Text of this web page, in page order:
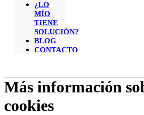
¿LO
MÍO
TIENE
SOLUCIÓN?
BLOG
CONTACTO
Más información
cookies